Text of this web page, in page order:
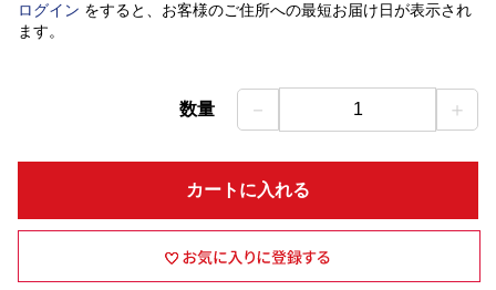
ログイン をすると、お客様のご住所への最短お届け日が表示され
ます。
数量 － 1 ＋
カートに入れる